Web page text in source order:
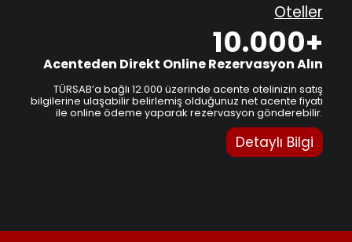
Oteller
10.000+
Acenteden Direkt Online Rezervasyon Alın
TÜRSAB’a bağlı 12.000 üzerinde acente otelinizin satış
bilgilerine ulaşabilir belirlemiş olduğunuz net acente fiyatı
ile online ödeme yaparak rezervasyon gönderebilir.
Detaylı Bilgi